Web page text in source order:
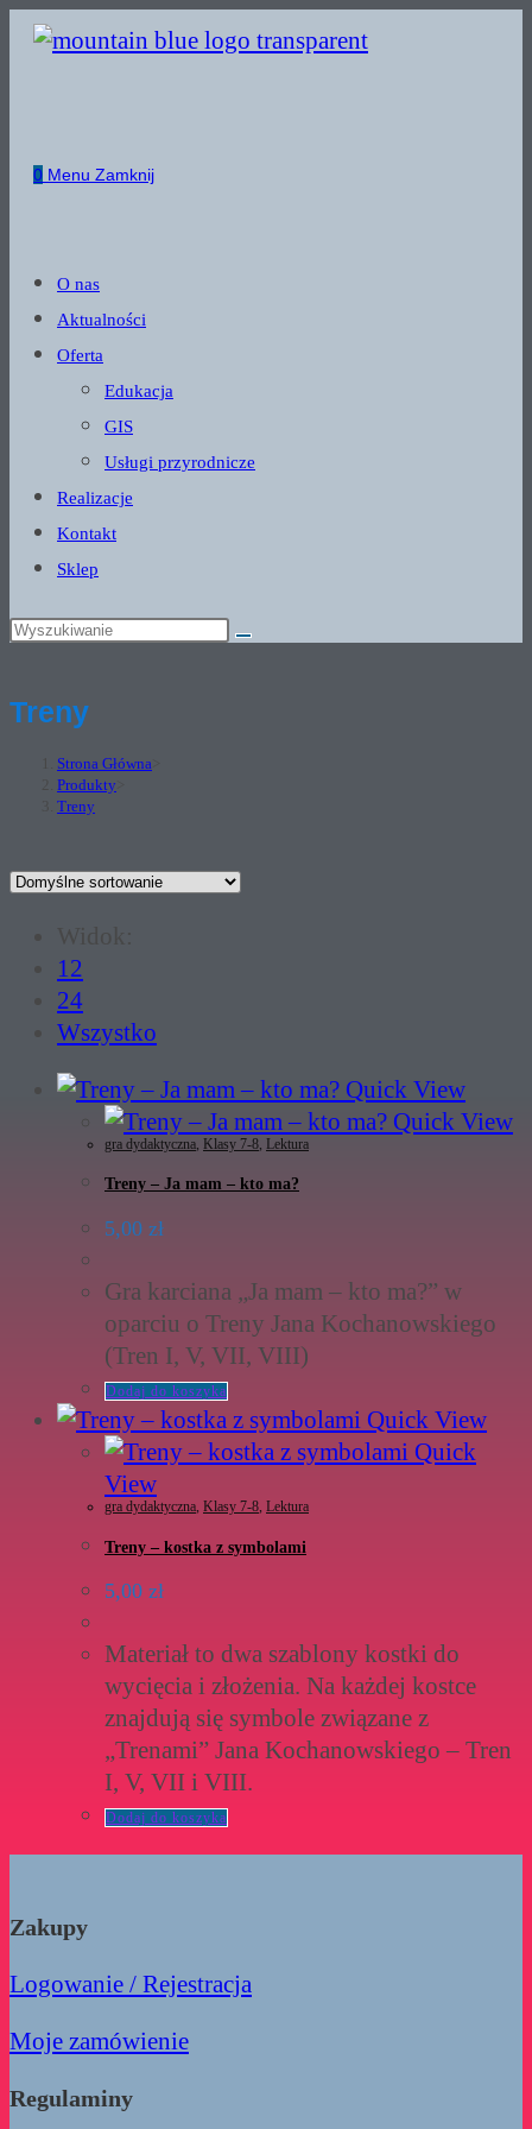
Skip
0 Menu Zamknij
O nas
Aktualności
Oferta
Edukacja
GIS
Usługi przyrodnicze
Realizacje
Kontakt
Sklep
Treny
Strona Główna
Produkty
Treny
Widok:
12
24
Wszystko
Quick View
Quick View
gra dydaktyczna Klasy 7-8 Lektura
Treny – Ja mam – kto ma?
5,00 zł
Gra karciana „Ja mam – kto ma?” w
oparciu o Treny Jana Kochanowskiego
(Tren I, V, VII, VIII)
Dodaj do koszyka
Quick View
Quick
View
gra dydaktyczna, Klasy 7-8, Lektura
Treny – kostka z symbolami
5,00 zł
Materiał to dwa szablony kostki do
wycięcia i złożenia. Na każdej kostce
znajdują się symbole związane z
„Trenami” Jana Kochanowskiego – Tren
I, V, VII i VIII.
Dodaj do koszyka
Zakupy
Logowanie / Rejestracja
Moje zamówienie
Regulaminy